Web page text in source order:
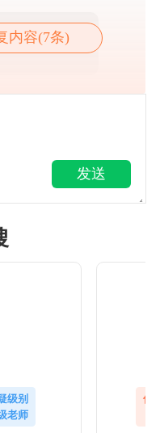
入后冲账就
内容(7条)
发送
级别
老师
信